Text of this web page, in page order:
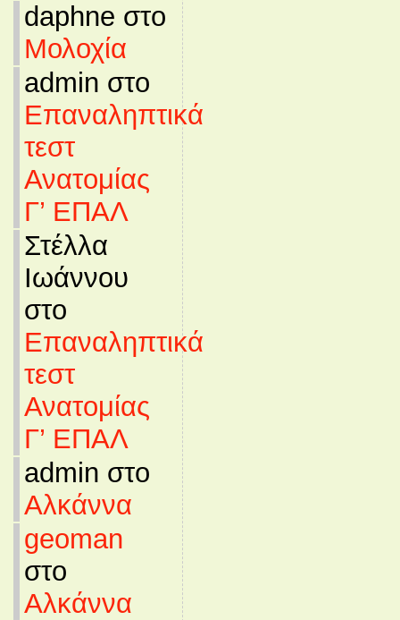
daphne στο
Μολοχία
admin στο
Επαναληπτικά
τεστ
Ανατομίας
Γ’ ΕΠΑΛ
Στέλλα
Ιωάννου
στο
Επαναληπτικά
τεστ
Ανατομίας
Γ’ ΕΠΑΛ
admin στο
Αλκάννα
geoman
στο
Αλκάννα